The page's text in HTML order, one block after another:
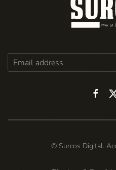
© Surcos Digital.